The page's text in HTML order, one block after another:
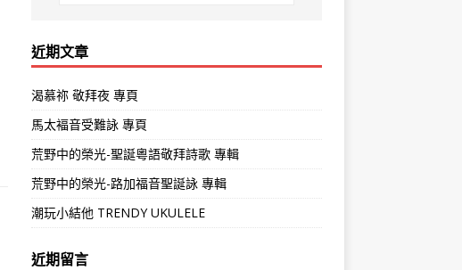
近期文章
渴慕祢 敬拜夜 專頁
馬太褔音受難詠 專頁
荒野中的榮光-聖誕粵語敬拜詩歌 專輯
荒野中的榮光-路加福音聖誕詠 專輯
潮玩小結他 TRENDY UKULELE
近期留言